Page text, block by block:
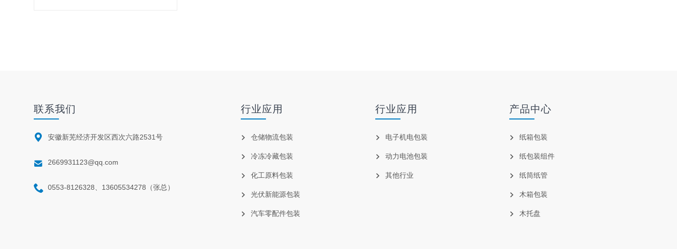
联系我们
 安徽新芜经济开发区西次六路2531号
 2669931123@qq.com
 0553-8126328、13605534278（张总）
行业应用
仓储物流包装
冷冻冷藏包装
化工原料包装
光伏新能源包装
汽车零配件包装
行业应用
电子机电包装
动力电池包装
其他行业
产品中心
纸箱包装
纸包装组件
纸筒纸管
木箱包装
木托盘